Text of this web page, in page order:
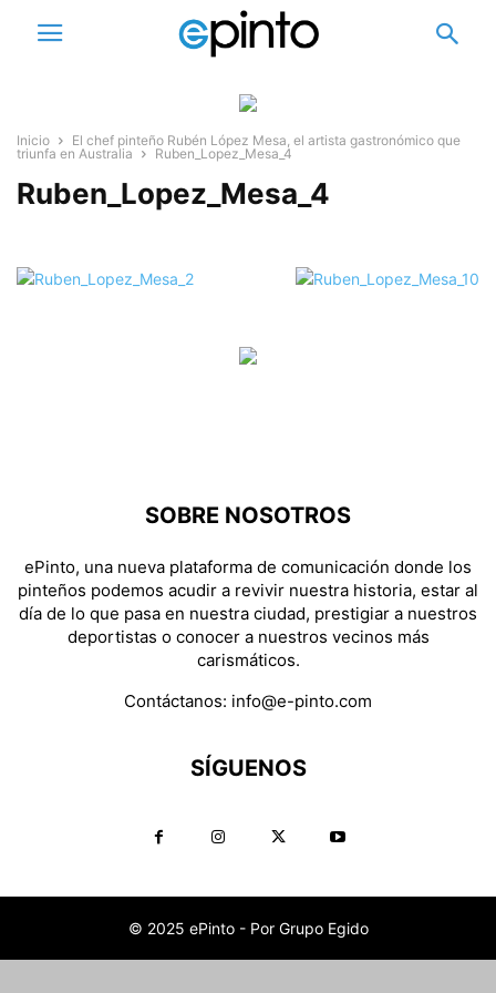
Inicio
El chef pinteño Rubén López Mesa, el artista gastronómico que
triunfa en Australia
Ruben_Lopez_Mesa_4
Ruben_Lopez_Mesa_4
SOBRE NOSOTROS
ePinto, una nueva plataforma de comunicación donde los
pinteños podemos acudir a revivir nuestra historia, estar al
día de lo que pasa en nuestra ciudad, prestigiar a nuestros
deportistas o conocer a nuestros vecinos más
carismáticos.
Contáctanos: info@e-pinto.com
SÍGUENOS
© 2025 ePinto - Por Grupo Egido